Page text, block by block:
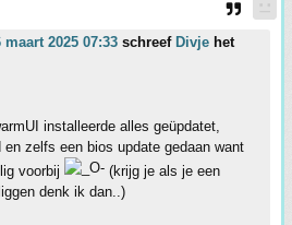
2025 07:33 schreef Divje het
installeerde alles geüpdatet,
zelfs een bios update gedaan want
voorbij
(krijg je als je een
denk ik dan..)